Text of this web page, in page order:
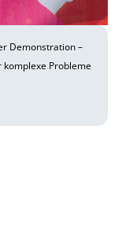
Demonstration –
Probleme